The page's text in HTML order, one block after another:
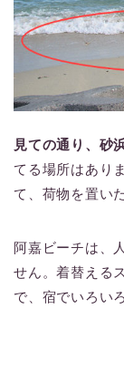
見ての通り、砂
てる場所はあり
て、荷物を置い
阿嘉ビーチは、
せん。着替える
で、宿でいろい